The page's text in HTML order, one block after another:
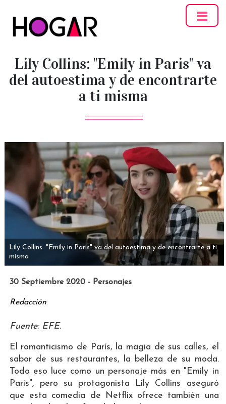
Lily Collins: "Emily in Paris" va
del autoestima y de encontrarte
a ti misma
Lily Collins: "Emily in Paris" va del autoestima y de encontrarte a ti
misma
30 Septiembre 2020 - Personajes
Redacción
Fuente: EFE.
El romanticismo de París, la magia de sus calles, el
sabor de sus restaurantes, la belleza de su moda.
Todo eso luce como un personaje más en "Emily in
Paris", pero su protagonista Lily Collins aseguró
que esta comedia de Netflix ofrece también una